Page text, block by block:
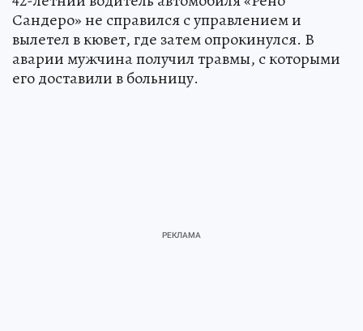
Сандеро» не справился с управлением и
вылетел в кювет, где затем опрокинулся. В
аварии мужчина получил травмы, с которыми
его доставили в больницу.